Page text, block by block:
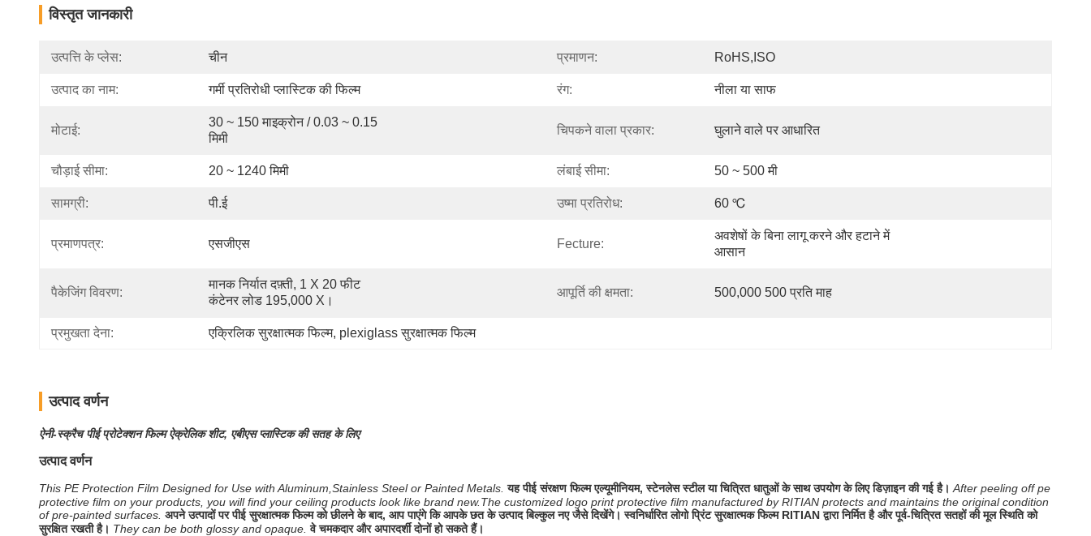
विस्तृत जानकारी
उत्पत्ति के प्लेस: चीन प्रमाणन: RoHS,ISO
उत्पाद का नाम: गर्मी प्रतिरोधी प्लास्टिक की फिल्म रंग: नीला या साफ
मोटाई:
30 ~ 150 माइक्रोन / 0.03 ~ 0.15
मिमी
चिपकने वाला प्रकार: घुलाने वाले पर आधारित
चौड़ाई सीमा: 20 ~ 1240 मिमी लंबाई सीमा: 50 ~ 500 मी
सामग्री: पी.ई उष्मा प्रतिरोध: 60 ℃
प्रमाणपत्र: एसजीएस Fecture:
अवशेषों के बिना लागू करने और हटाने में
आसान
पैकेजिंग विवरण:
मानक निर्यात दफ़्ती, 1 X 20 फीट
कंटेनर लोड 195,000 X।
आपूर्ति की क्षमता: 500,000 500 प्रति माह
प्रमुखता देना: एक्रिलिक सुरक्षात्मक फिल्म, plexiglass सुरक्षात्मक फिल्म
उत्पाद वर्णन
ऐनी-स्क्रैच पीई प्रोटेक्शन फिल्म ऐक्रेलिक शीट, एबीएस प्लास्टिक की सतह के लिए
उत्पाद वर्णन
This PE Protection Film Designed for Use with Aluminum,Stainless Steel or Painted Metals. यह पीई संरक्षण फिल्म एल्यूमीनियम, स्टेनलेस स्टील या चित्रित धातुओं के साथ उपयोग के लिए डिज़ाइन की गई है। After peeling off pe
protective film on your products, you will find your ceiling products look like brand new.The customized logo print protective film manufactured by RITIAN protects and maintains the original condition
of pre-painted surfaces. अपने उत्पादों पर पीई सुरक्षात्मक फिल्म को छीलने के बाद, आप पाएंगे कि आपके छत के उत्पाद बिल्कुल नए जैसे दिखेंगे। स्वनिर्धारित लोगो प्रिंट सुरक्षात्मक फिल्म RITIAN द्वारा निर्मित है और पूर्व-चित्रित सतहों की मूल स्थिति को
सुरक्षित रखती है। They can be both glossy and opaque. वे चमकदार और अपारदर्शी दोनों हो सकते हैं।